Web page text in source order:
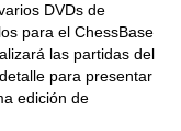
DVDs de
para el ChessBase
las partidas del
para presentar
edición de